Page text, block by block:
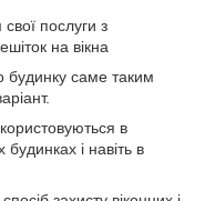
послуги з
на вікна
будинку саме таким
в
і навіть в